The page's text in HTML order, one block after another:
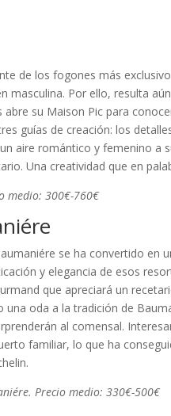
de los fogones más
masculina. Por ello, resulta
abre su Maison Pic para
guías de creación: los
aire romántico y femenino a
Una creatividad que en
medio: 300€-760€
se ha convertido en
y elegancia de esos
que apreciará un
oda a la tradición de
al comensal.
familiar, lo que ha
Precio medio: 330€-500€